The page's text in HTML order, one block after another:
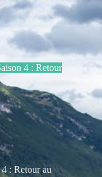
4 : Retour
: Retour au